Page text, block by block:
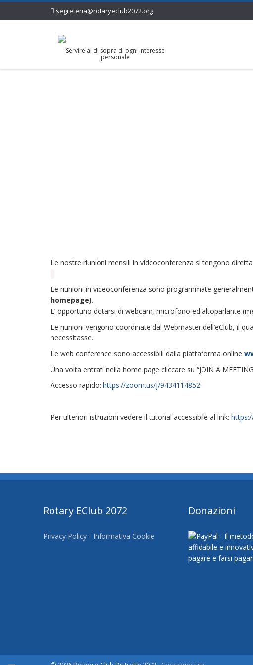
segreteria@rotaryeclub2072.org
Servire al di sopra di ogni interesse
personale
Le nostre riunioni mensili in videoconferenza si tengono
Le riunioni in videoconferenza sono programmate
homepage).
E’ opportuno dotarsi di webcam, microfono ed altoparlante
Le riunioni vengono coordinate dal Webmaster dell’eClub, il
necessitasse.
Le web conference sono accessibili dalla piattaforma online
Una volta entrati nella home page cliccare su “JOIN A
Accesso rapido: https://zoom.us/j/9434114852
Per ulteriori istruzioni vedere il tutorial accessibile al link:
Rotary EClub 2072
Privacy Policy - Informativa Cookie
Donazioni